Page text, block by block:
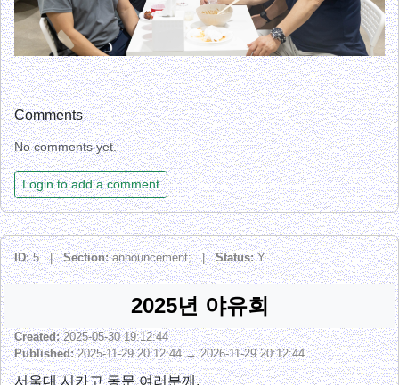
Comments
No comments yet.
Login to add a comment
ID:5 |Section:announcement; |Status:Y
2025년 야유회
Created:2025-05-30 19:12:44
Published:2025-11-29 20:12:44 → 2026-11-29 20:12:44
서울대 시카고 동문 여러분께,